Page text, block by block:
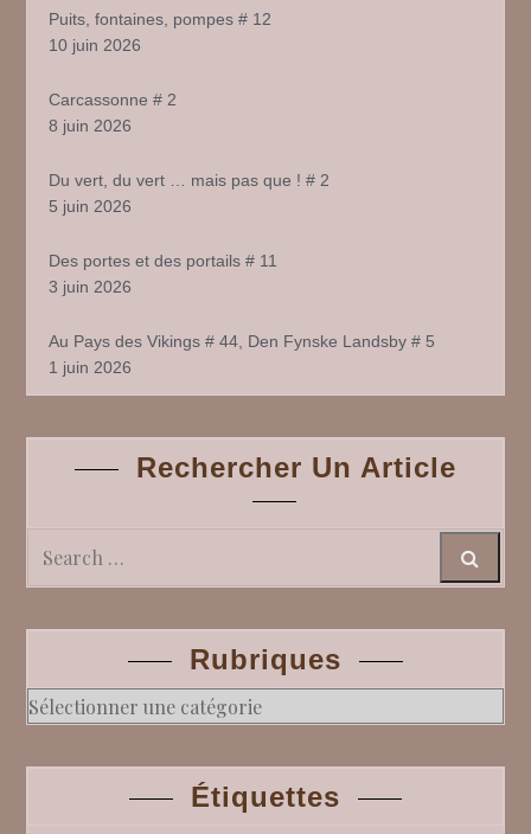
Puits, fontaines, pompes # 12
10 juin 2026
Carcassonne # 2
8 juin 2026
Du vert, du vert … mais pas que ! # 2
5 juin 2026
Des portes et des portails # 11
3 juin 2026
Au Pays des Vikings # 44, Den Fynske Landsby # 5
1 juin 2026
Rechercher Un Article
Rubriques
Rubriques
Étiquettes